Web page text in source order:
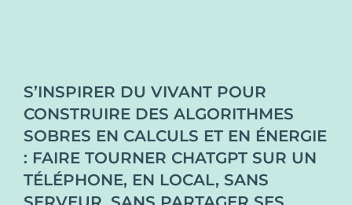
S’INSPIRER DU VIVANT POUR
CONSTRUIRE DES ALGORITHMES
SOBRES EN CALCULS ET EN ÉNERGIE
: FAIRE TOURNER CHATGPT SUR UN
TÉLÉPHONE, EN LOCAL, SANS